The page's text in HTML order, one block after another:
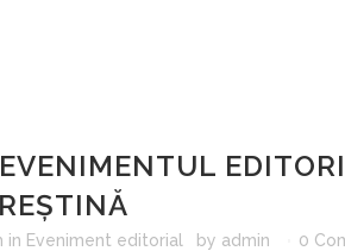
EVENIMENTUL
in Eveniment editorial by admin 0